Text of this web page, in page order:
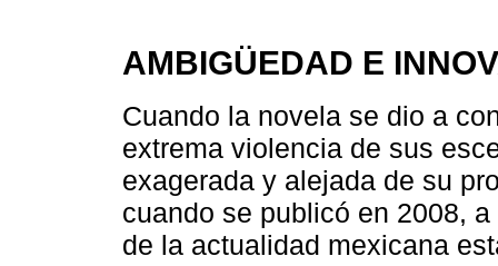
AMBIGÜEDAD E
Cuando la novela se dio a
extrema violencia de sus
exagerada y alejada de su
cuando se publicó en 2008,
de la actualidad mexicana